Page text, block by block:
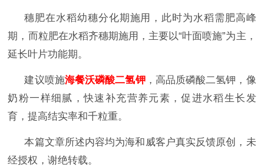
穗肥在水稻幼穗分化期施用，此时为水稻需肥高峰
期，而粒肥在水稻齐穗期施用，主要以“叶面喷施”为主，
延长叶片功能期。
建议喷施海餐沃磷酸二氢钾，高品质磷酸二氢钾，像
奶粉一样细腻，快速补充营养元素，促进水稻生长发
育，提高结实率和千粒重。
本篇文章所述内容均为海和威客户真实反馈原创，未
经授权，谢绝转载。